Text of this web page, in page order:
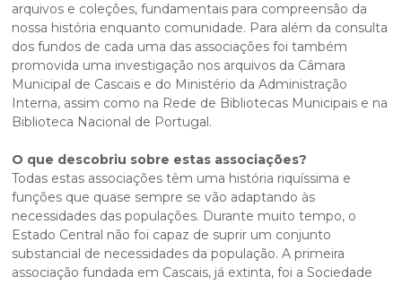
arquivos e coleções, fundamentais para compreensão da
nossa história enquanto comunidade. Para além da consulta
dos fundos de cada uma das associações foi também
promovida uma investigação nos arquivos da Câmara
Municipal de Cascais e do Ministério da Administração
Interna, assim como na Rede de Bibliotecas Municipais e na
Biblioteca Nacional de Portugal.
O que descobriu sobre estas associações?
Todas estas associações têm uma história riquíssima e
funções que quase sempre se vão adaptando às
necessidades das populações. Durante muito tempo, o
Estado Central não foi capaz de suprir um conjunto
substancial de necessidades da população. A primeira
associação fundada em Cascais, já extinta, foi a Sociedade